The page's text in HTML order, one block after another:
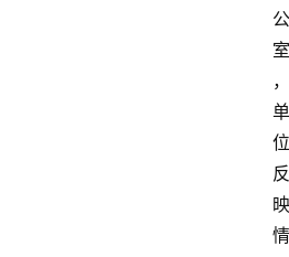
公
室
，
单
位
反
映
情